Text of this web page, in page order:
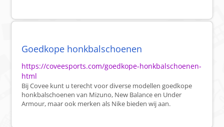
Goedkope honkbalschoenen
https://coveesports.com/goedkope-honkbalschoenen-
html
Bij Covee kunt u terecht voor diverse modellen goedkope
honkbalschoenen van Mizuno, New Balance en Under
Armour, maar ook merken als Nike bieden wij aan.